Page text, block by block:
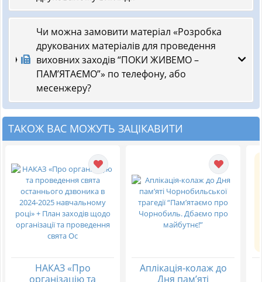
Чи можна замовити матеріал «Розробка
друкованих матеріалів для проведення
виховних заходів “ПОКИ ЖИВЕМО –
ПАМ’ЯТАЄМО”» по телефону, або
месенжеру?
ТАКОЖ ВАС МОЖУТЬ ЗАЦІКАВИТИ
НАКАЗ «Про
організацію та
Аплікація-колаж до
Дня пам’яті